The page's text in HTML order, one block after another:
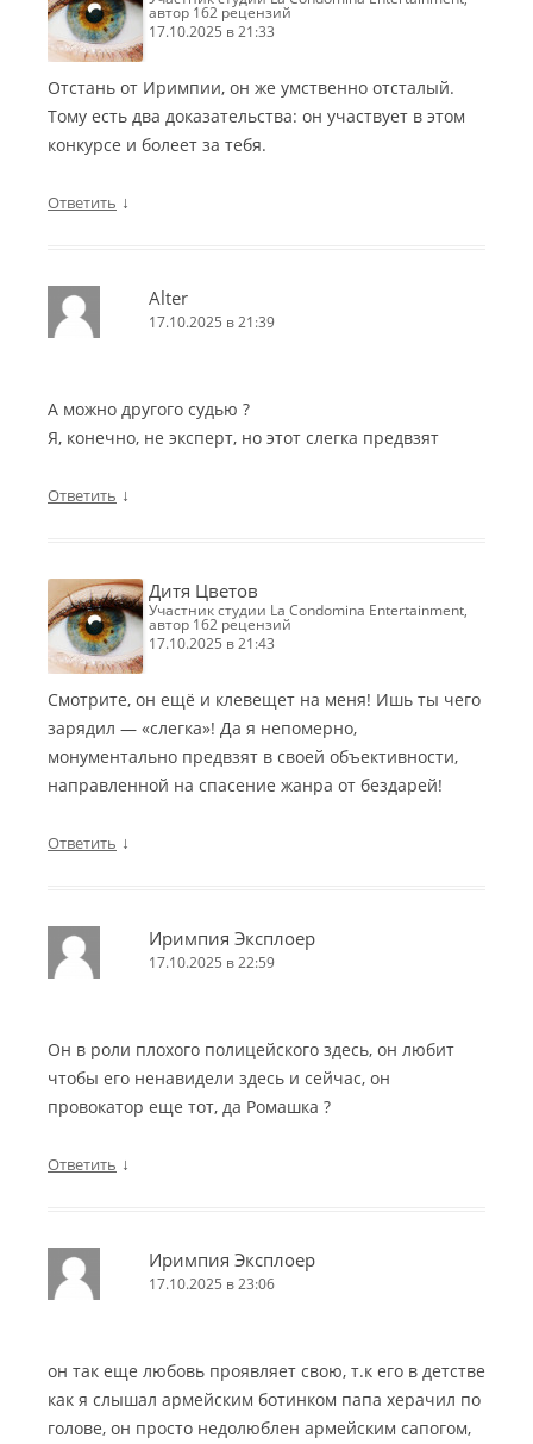
автор 162 рецензий
17.10.2025 в 21:33
Отстань от Иримпии, он же умственно отсталый.
Тому есть два доказательства: он участвует в этом
конкурсе и болеет за тебя.
Ответить ↓
Alter
17.10.2025 в 21:39
А можно другого судью ?
Я, конечно, не эксперт, но этот слегка предвзят
Ответить ↓
Дитя Цветов
участник студии La Condomina Entertainment,
автор 162 рецензий
17.10.2025 в 21:43
Смотрите, он ещё и клевещет на меня! Ишь ты чего
зарядил — «слегка»! Да я непомерно,
монументально предвзят в своей объективности,
направленной на спасение жанра от бездарей!
Ответить ↓
Иримпия Эксплоер
17.10.2025 в 22:59
Он в роли плохого полицейского здесь, он любит
чтобы его ненавидели здесь и сейчас, он
провокатор еще тот, да Ромашка ?
Ответить ↓
Иримпия Эксплоер
17.10.2025 в 23:06
он так еще любовь проявляет свою, т.к его в детстве
как я слышал армейским ботинком папа херачил по
голове, он просто недолюблен армейским сапогом,